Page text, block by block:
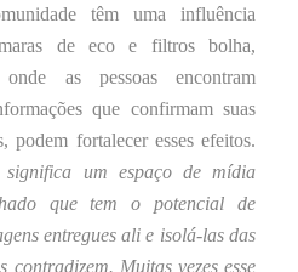
têm uma influência
de eco e filtros bolha,
as pessoas encontram
que confirmam suas
podem fortalecer esses efeitos.
um espaço de mídia
que tem o potencial de
entregues ali e isolá-las das
contradizem. Muitas vezes esse